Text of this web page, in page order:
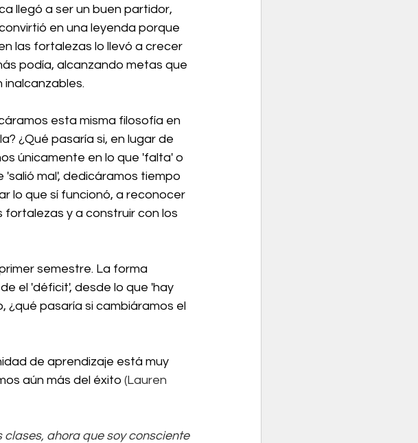
llegó a ser un buen partidor,
en una leyenda porque
las fortalezas lo llevó a crecer
podía, alcanzando metas que
inalcanzables.
esta misma filosofía en
¿Qué pasaría si, en lugar de
únicamente en lo que 'falta' o
'salió mal', dedicáramos tiempo
lo que sí funcionó, a reconocer
fortalezas y a construir con los
semestre. La forma
el 'déficit', desde lo que 'hay
¿qué pasaría si cambiáramos el
de aprendizaje está muy
aún más del éxito (Lauren
ahora que soy consciente